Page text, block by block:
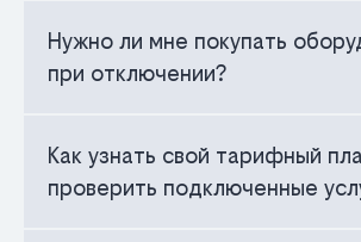
Нужно ли мне покупать
при отключении?
Как узнать свой тарифный
проверить подключенные